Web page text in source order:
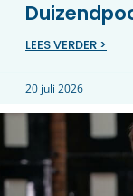
LEES VERDER >
20 juli 2026